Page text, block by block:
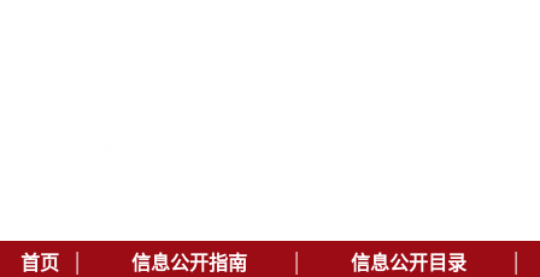
首页 | 信息公开指南 | 信息公开目录 |